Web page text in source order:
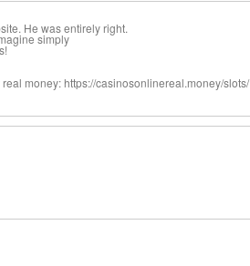
He was entirely right.
simply
money: https://casinosonlinereal.money/slots/